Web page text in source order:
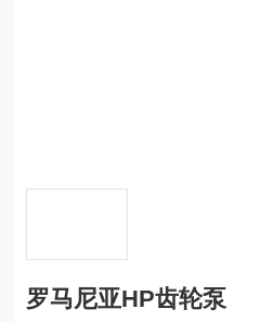
罗马尼亚HP齿轮泵